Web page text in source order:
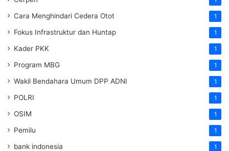
Cara Menghindari Cedera Otot 1
Fokus Infrastruktur dan Huntap 1
Kader PKK 1
Program MBG 1
Wakil Bendahara Umum DPP ADNI 1
POLRI 1
OSIM 1
Pemilu 1
bank indonesia 1